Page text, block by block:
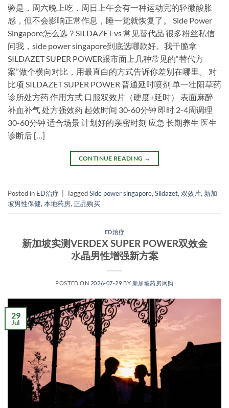
验是，周六晚上吃，周日上午会有一种运动完的轻微酸胀
感，但不会影响正常作息，睡一觉就恢复了。 Side Power
Singapore怎么选？SILDAZET vs 常见替代品 很多粉丝私信
问我，side power singapore到底选哪款好。我干脆拿
SILDAZET SUPER POWER跟市面上几种常见的“替代方
案”做个横向对比，用最直白的方式告诉你差别在哪里。 对
比项 SILDAZET SUPER POWER 普通延时喷剂 单一壮阳草药
诊所处方药 作用方式 口服双效片（硬度+延时） 表面麻醉
补血补气 处方强效药 起效时间 30-60分钟 即时 2-4周调理
30-60分钟 适合场景 计划好的亲密时刻 应急 长期养生 医生
诊断后 […]
CONTINUE READING →
Posted in ED治疗 TaggedSide power singapore,Sildazet,双效片, 新加
坡男性保健,本地药房,正品购买
ED治疗
新加坡实测VERDEX SUPER POWER双效金
水晶男性增强新方案
POSTED ON 2026-07-29 BY 新加坡药房网购
29
Jul